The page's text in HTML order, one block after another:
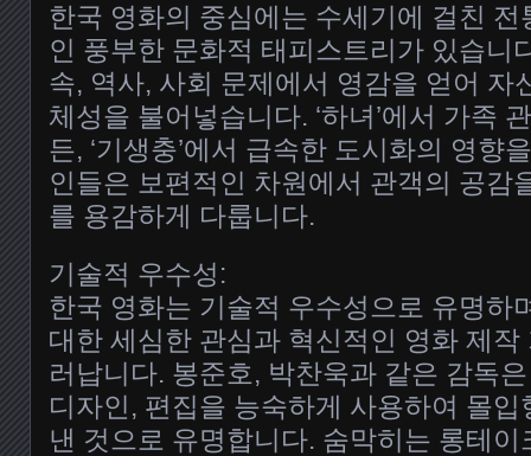
한국 영화의 중심에는 수세기에 걸친
인 풍부한 문화적 태피스트리가 있습니
속, 역사, 사회 문제에서 영감을 얻어 자
체성을 불어넣습니다. ‘하녀’에서 가족
든, ‘기생충’에서 급속한 도시화의 영향
인들은 보편적인 차원에서 관객의 공감
를 용감하게 다룹니다.
기술적 우수성:
한국 영화는 기술적 우수성으로 유명하
대한 세심한 관심과 혁신적인 영화 제
러납니다. 봉준호, 박찬욱과 같은 감독
디자인, 편집을 능숙하게 사용하여 몰
낸 것으로 유명합니다. 숨막히는 롱테